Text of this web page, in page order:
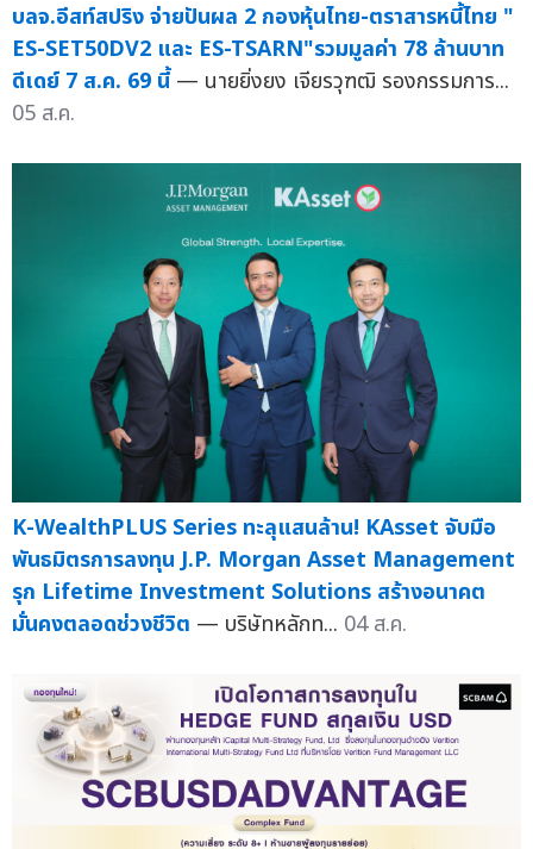
บลจ.อีสท์สปริง จ่ายปันผล 2 กองหุ้นไทย-ตราสารหนี้ไทย "
ES-SET50DV2 และ ES-TSARN"รวมมูลค่า 78 ล้านบาท
ดีเดย์ 7 ส.ค. 69 นี้ — นายยิ่งยง เจียรวุฑฒิ รองกรรมการ...
05 ส.ค.
K-WealthPLUS Series ทะลุแสนล้าน! KAsset จับมือ
พันธมิตรการลงทุน J.P. Morgan Asset Management
รุก Lifetime Investment Solutions สร้างอนาคต
มั่นคงตลอดช่วงชีวิต — บริษัทหลักท... 04 ส.ค.